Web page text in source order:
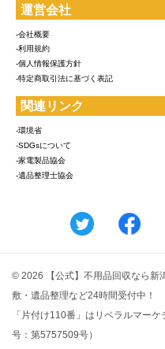
運営会社
-会社概要
-利用規約
-個人情報保護方針
-特定商取引法に基づく表記
関連リンク
-環境省
-SDGsについて
-家電製品協会
-遺品整理士協会
© 2026 【公式】不用品回収なら新
敷・遺品整理など24時間受付中！
「片付け110番」はリベラルマー
号：第5757509号）